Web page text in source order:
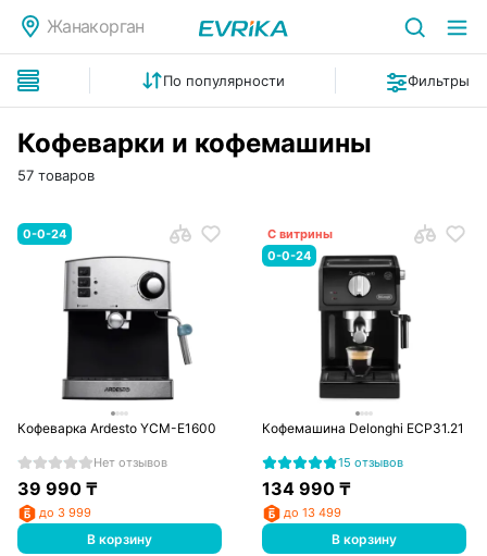
Жанакорган
По популярности Фильтры
Кофеварки и кофемашины
57 товаров
0-0-24
Кофеварка Ardesto YCM-E1600
Нет отзывов
39 990₸
до 3 999
В корзину
С витрины
0-0-24
Кофемашина Delonghi ECP31.21
15 отзывов
134 990 ₸
до 13 499
В корзину